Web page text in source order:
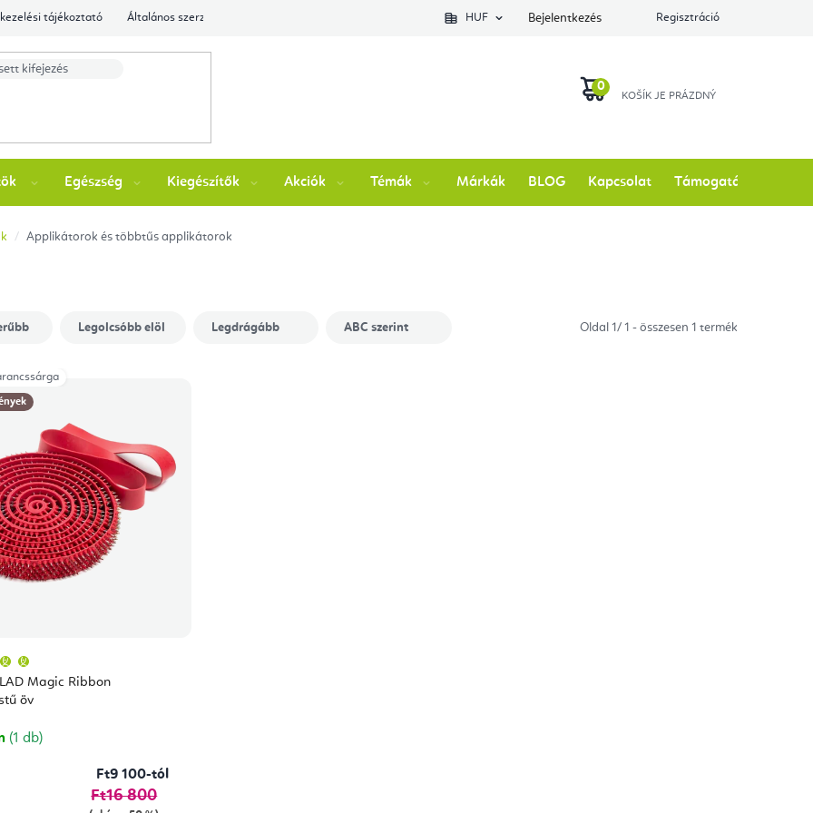
tájékoztató Általános szerződési feltételek Ellenőrizze a rendelés állapotátHUF Bejelentkezés Regisztráció
Egészség Kiegészítők Akciók Témák Márkák BLOG Kapcsolat Támogatás
Applikátorok és többtűs applikátorok
Oldal 1/ 1 - összesen 1 termék
Legolcsóbb elöl Legdrágább ABC szerint
Magic Ribbon
öv
átlagos
értékelése
5-
csillag.
(1 db)
Ft9 100-tól
Ft16 800